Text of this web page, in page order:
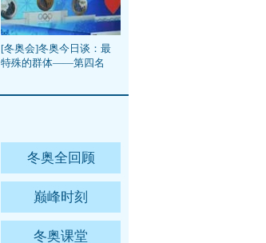
[冬奥会]冬奥今日谈：最
特殊的群体——第四名
冬奥全回顾
巅峰时刻
冬奥课堂